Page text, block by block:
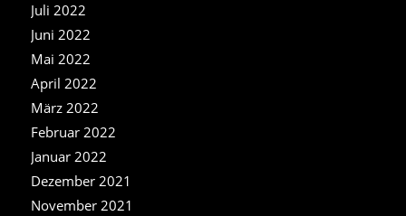
Juli 2022
Juni 2022
Mai 2022
April 2022
März 2022
Februar 2022
Januar 2022
Dezember 2021
November 2021